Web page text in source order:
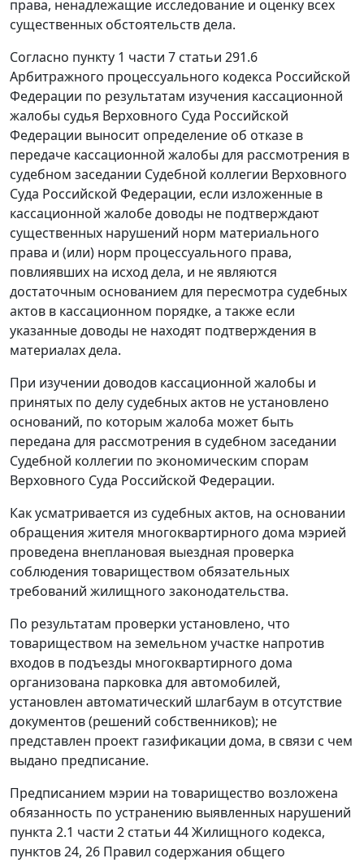
права, ненадлежащие исследование и оценку всех
существенных обстоятельств дела.
Согласно пункту 1 части 7 статьи 291.6
Арбитражного процессуального кодекса Российской
Федерации по результатам изучения кассационной
жалобы судья Верховного Суда Российской
Федерации выносит определение об отказе в
передаче кассационной жалобы для рассмотрения в
судебном заседании Судебной коллегии Верховного
Суда Российской Федерации, если изложенные в
кассационной жалобе доводы не подтверждают
существенных нарушений норм материального
права и (или) норм процессуального права,
повлиявших на исход дела, и не являются
достаточным основанием для пересмотра судебных
актов в кассационном порядке, а также если
указанные доводы не находят подтверждения в
материалах дела.
При изучении доводов кассационной жалобы и
принятых по делу судебных актов не установлено
оснований, по которым жалоба может быть
передана для рассмотрения в судебном заседании
Судебной коллегии по экономическим спорам
Верховного Суда Российской Федерации.
Как усматривается из судебных актов, на основании
обращения жителя многоквартирного дома мэрией
проведена внеплановая выездная проверка
соблюдения товариществом обязательных
требований жилищного законодательства.
По результатам проверки установлено, что
товариществом на земельном участке напротив
входов в подъезды многоквартирного дома
организована парковка для автомобилей,
установлен автоматический шлагбаум в отсутствие
документов (решений собственников); не
представлен проект газификации дома, в связи с чем
выдано предписание.
Предписанием мэрии на товарищество возложена
обязанность по устранению выявленных нарушений
пункта 2.1 части 2 статьи 44 Жилищного кодекса,
пунктов 24, 26 Правил содержания общего